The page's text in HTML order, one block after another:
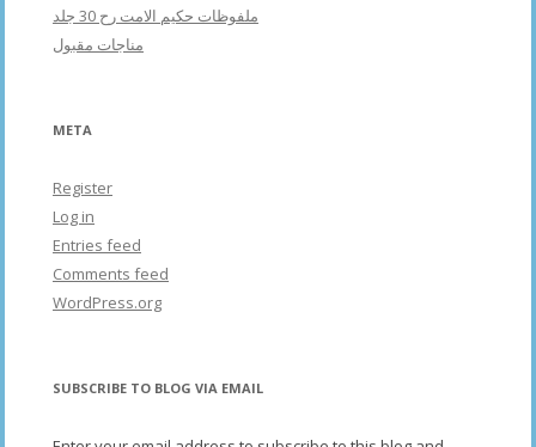
ملفوظات حکیم الامت رح 30 جلد
مناجات مقبول
META
Register
Log in
Entries feed
Comments feed
WordPress.org
SUBSCRIBE TO BLOG VIA EMAIL